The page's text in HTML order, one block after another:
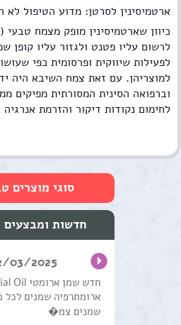
ארטמיסינין לסרטן: מדוע הטיפול לא
כיוון שארטמיסינין מופק מצמח
לרשום עליו פטנט ולגזור עליו קופן
לפעילות שיווקית ופרסומית כפי
למוצריהן. עם זאת צמח השיבא היה
וברפואה הסינית המסורתית מפיקים
לחימום נקודות דיקור והזרמת
סוגי מוצרים
טיפול וטיפוח השיער
מוצרים טבעים כללי
חדשות ומבצעים
03/2025
חדש שמן ארומטי Essential Oil
ארומתרפיה שמנים לכל
שמנים צמ�